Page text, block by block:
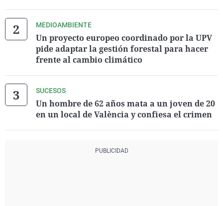
MEDIOAMBIENTE
Un proyecto europeo coordinado por la UPV
pide adaptar la gestión forestal para hacer
frente al cambio climático
SUCESOS
Un hombre de 62 años mata a un joven de 20
en un local de València y confiesa el crimen